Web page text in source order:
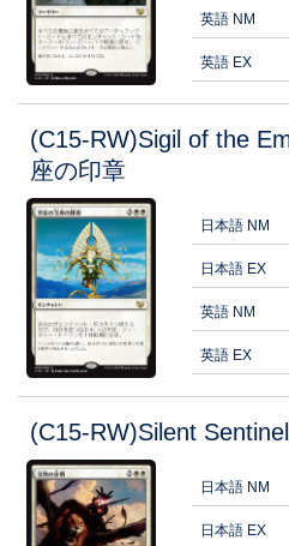
英語 NM
英語 EX
(C15-RW)Sigil of the
座の印章
日本語 NM
日本語 EX
英語 NM
英語 EX
(C15-RW)Silent
日本語 NM
日本語 EX